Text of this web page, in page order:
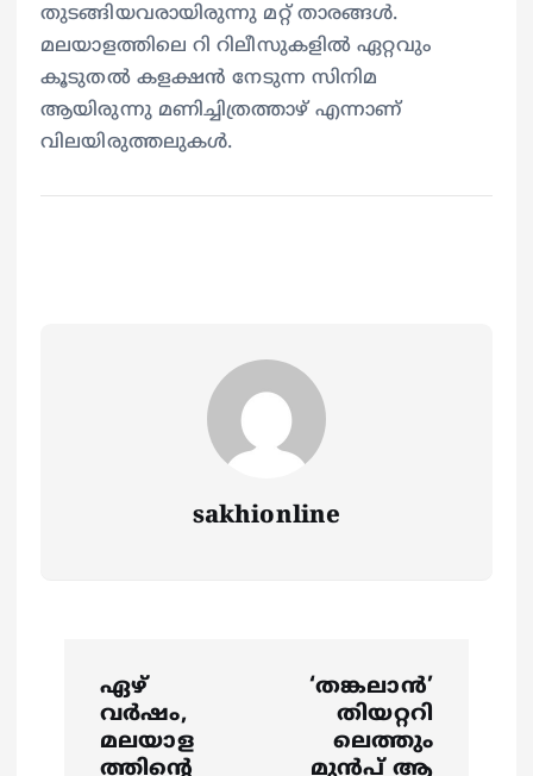
തുടങ്ങിയവരായിരുന്നു മറ്റ് താരങ്ങൾ.
മലയാളത്തിലെ റി റിലീസുകളിൽ ഏറ്റവും
കൂടുതൽ കളക്ഷൻ നേടുന്ന സിനിമ
ആയിരുന്നു മണിച്ചിത്രത്താഴ് എന്നാണ്
വിലയിരുത്തലുകൾ.
sakhionline
ഏഴ്
വർഷം,
മലയാള
ത്തിന്റെ
‘തങ്കലാന്‍’
തിയറ്ററി
ലെത്തും
മുന്‍പ് ആ